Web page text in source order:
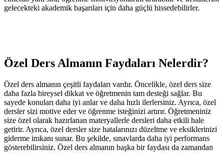
gelecekteki akademik başarıları için daha güçlü hissedebilirler.
Özel Ders Almanın Faydaları Nelerdir?
Özel ders almanın çeşitli faydaları vardır. Öncelikle, özel ders size
daha fazla bireysel dikkat ve öğretmenin tam desteği sağlar. Bu
sayede konuları daha iyi anlar ve daha hızlı ilerlersiniz. Ayrıca, özel
dersler sizi motive eder ve öğrenme isteğinizi artırır. Öğretmeniniz
size özel olarak hazırlanan materyallerle dersleri daha etkili hale
getirir. Ayrıca, özel dersler size hatalarınızı düzeltme ve eksiklerinizi
giderme imkanı sunar. Bu şekilde, sınavlarda daha iyi performans
gösterebilirsiniz. Özel ders almanın başka bir faydası da zamandan